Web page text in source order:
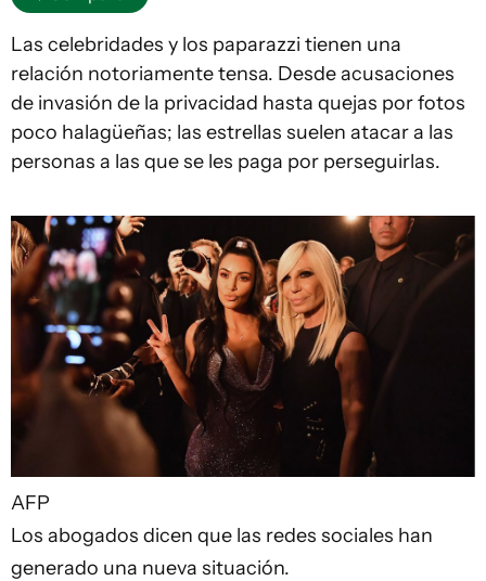
Las celebridades y los paparazzi tienen una
relación notoriamente tensa. Desde acusaciones
de invasión de la privacidad hasta quejas por fotos
poco halagüeñas; las estrellas suelen atacar a las
personas a las que se les paga por perseguirlas.
AFP
Los abogados dicen que las redes sociales han
generado una nueva situación.